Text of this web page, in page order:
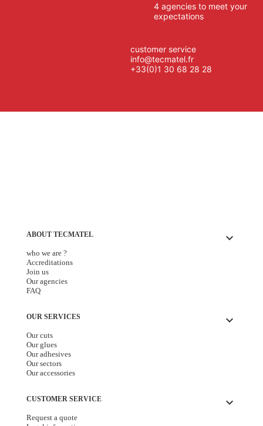
4 agencies to meet your
expectations
customer service
info@tecmatel.fr
+33(0)1 30 68 28 28
ABOUT TECMATEL keyboard_arrow_down
who we are ?
Accreditations
Join us
Our agencies
FAQ
OUR SERVICES keyboard_arrow_down
Our cuts
Our glues
Our adhesives
Our sectors
Our accessories
CUSTOMER SERVICE keyboard_arrow_down
Request a quote